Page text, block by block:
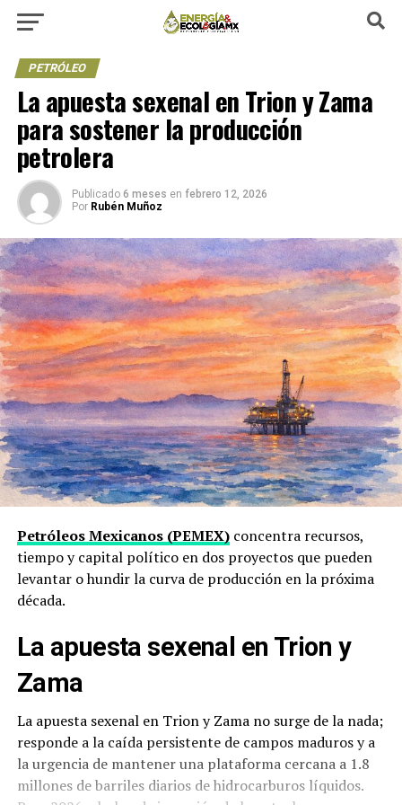
PETRÓLEO
La apuesta sexenal en Trion y Zama
para sostener la producción
petrolera
Publicado 6 meses en febrero 12, 2026
Por Rubén Muñoz
Petróleos Mexicanos (PEMEX)concentra recursos,
tiempo y capital político en dos proyectos que pueden
levantar o hundir la curva de producción en la próxima
década.
La apuesta sexenal en Trion y
Zama
La apuesta sexenal en Trion y Zama no surge de la nada;
responde a la caída persistente de campos maduros y a
la urgencia de mantener una plataforma cercana a 1.8
millones de barriles diarios de hidrocarburos líquidos.